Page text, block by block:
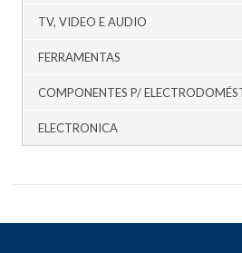
TV, VIDEO E AUDIO
FERRAMENTAS
COMPONENTES P/
ELECTRONICA